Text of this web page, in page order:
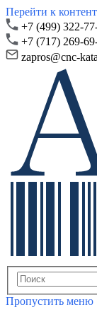
Перейти к
+7 (499) 322-
+7 (717) 269-
zapros@cnc-
Пропустить меню